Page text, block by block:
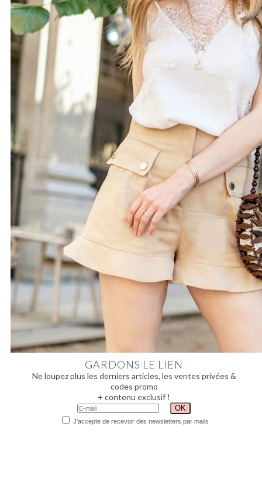
GARDONS LE LIEN
Ne loupez plus les derniers articles, les ventes privées &
codes promo
+ contenu exclusif !
J'accepte de recevoir des newsletters par mails